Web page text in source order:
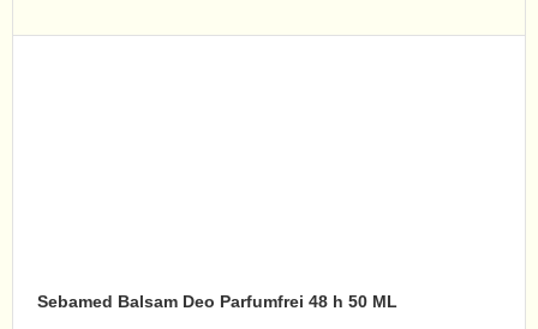
Sebamed Balsam Deo Parfumfrei 48 h 50 ML